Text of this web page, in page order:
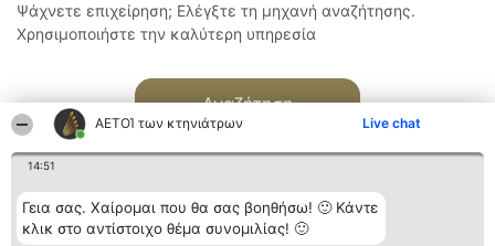
ΑΕΤΟΊ των κτηνιάτρων Live chat
14:51
Γεια σας. Χαίρομαι που θα σας βοηθήσω! 🙂 Κάντε
κλικ στο αντίστοιχο θέμα συνομιλίας! 🙂
Ψάχνετε επιχείρηση; Ελέγξτε τη μηχανή αναζήτησης.
Χρησιμοποιήστε την καλύτερη υπηρεσία
Αναζήτηση